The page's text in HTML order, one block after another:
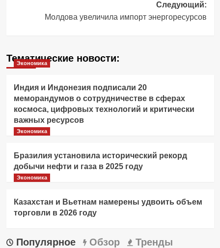
Следующий:
Молдова увеличила импорт энергоресурсов
Тематические новости:
Экономика
Индия и Индонезия подписали 20
меморандумов о сотрудничестве в сферах
космоса, цифровых технологий и критически
важных ресурсов
Экономика
Бразилия установила исторический рекорд
добычи нефти и газа в 2025 году
Экономика
Казахстан и Вьетнам намерены удвоить объем
торговли в 2026 году
Популярное Обзор Тренды